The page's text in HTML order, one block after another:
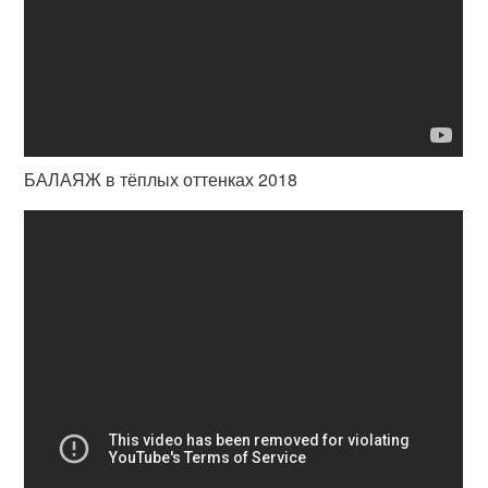
БАЛАЯЖ в тёплых оттенках 2018